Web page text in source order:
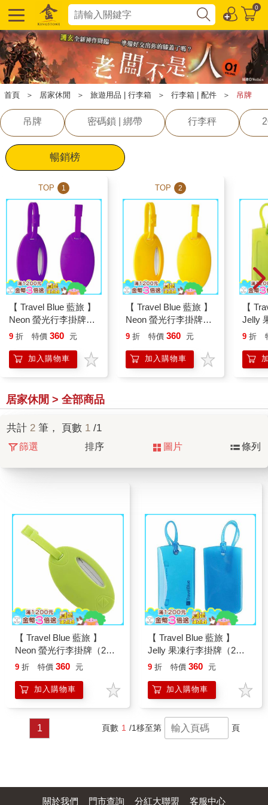
0
首頁 ＞ 居家休閒 ＞ 旅遊用品 | 行李箱 ＞ 行李箱 | 配件 ＞ 吊牌
吊牌 密碼鎖 | 綁帶 行李秤
暢銷榜
TOP 1
【 Travel Blue 藍旅 】
Neon 螢光行李掛牌
（2入/組） 紫色
9 折 特價 360 元
加入購物車
TOP 2
【 Travel Blue 藍旅 】
Neon 螢光行李掛牌
（2入/組） 黃色
9 折 特價 360 元
加入購物車
【
Jelly
入/組
9 折
居家休閒 > 全部商品
共計 2 筆， 頁數 1 /1
篩選 排序 圖片 條列
【 Travel Blue 藍旅 】
Neon 螢光行李掛牌（2入/
組） 綠色 TB015－GR
9 折 特價 360 元
加入購物車
【 Travel Blue 藍旅 】
Jelly 果凍行李掛牌（2入/
組） 藍色 TB016－BL
9 折 特價 360 元
加入購物車
1 頁數 1 /1移至第 頁
關於我們 門市查詢 分紅大聯盟 客服中心